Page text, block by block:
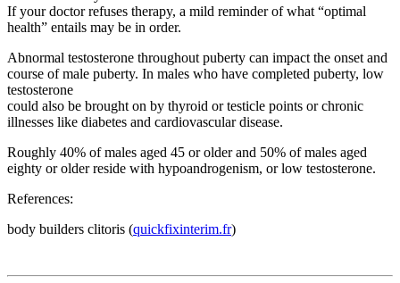
If your doctor refuses therapy, a mild reminder of what “optimal
health” entails may be in order.
Abnormal testosterone throughout puberty can impact the onset and
course of male puberty. In males who have completed puberty, low
testosterone
could also be brought on by thyroid or testicle points or chronic
illnesses like diabetes and cardiovascular disease.
Roughly 40% of males aged 45 or older and 50% of males aged
eighty or older reside with hypoandrogenism, or low testosterone.
References:
body builders clitoris (quickfixinterim.fr)